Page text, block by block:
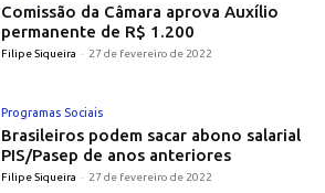
Comissão da Câmara aprova Auxílio
permanente de R$ 1.200
Filipe Siqueira - 27 de fevereiro de 2022
Programas Sociais
Brasileiros podem sacar abono salarial
PIS/Pasep de anos anteriores
Filipe Siqueira - 27 de fevereiro de 2022